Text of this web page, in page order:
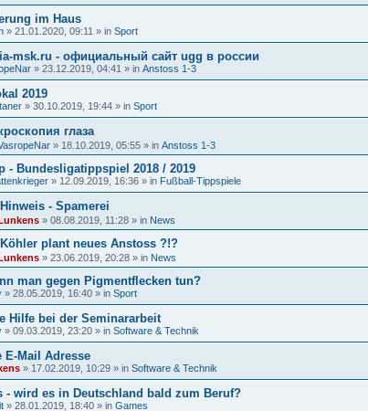
im Haus
» 21.01.2020, 09:11 » in Sport
msk.ru - официальный сайт ugg в россии
» 23.12.2019, 04:41 » in Anstoss 1-3
2019
» 30.10.2019, 19:44 » in Sport
глаза
» 18.10.2019, 05:55 » in Anstoss 1-3
- Bundesligatippspiel 2018 / 2019
» 12.09.2019, 16:36 » in Fußball-Tippspiele
- Spamerei
» 08.08.2019, 11:28 » in News
plant neues Anstoss ?!?
» 23.06.2019, 20:28 » in News
man gegen Pigmentflecken tun?
» 28.05.2019, 16:40 » in Sport
Hilfe bei der Seminararbeit
» 09.03.2019, 23:20 » in Software & Technik
E-Mail Adresse
» 17.02.2019, 10:29 » in Software & Technik
- wird es in Deutschland bald zum Beruf?
» 28.01.2019, 18:40 » in Games